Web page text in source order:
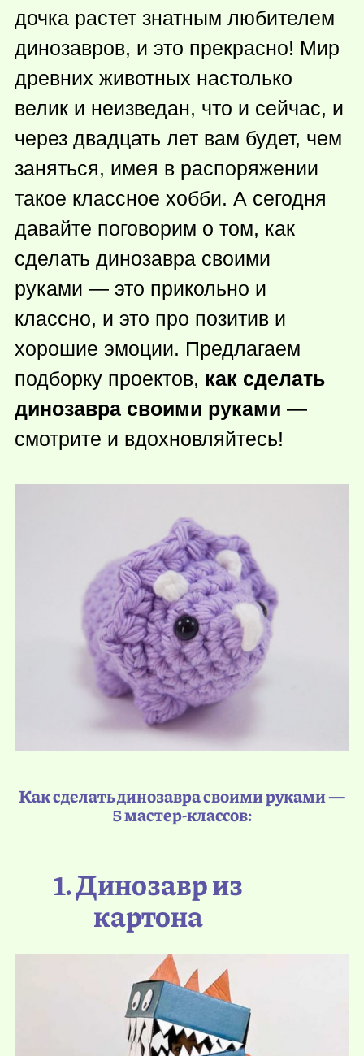
дочка растет знатным любителем
динозавров, и это прекрасно! Мир
древних животных настолько
велик и неизведан, что и сейчас, и
через двадцать лет вам будет, чем
заняться, имея в распоряжении
такое классное хобби. А сегодня
давайте поговорим о том, как
сделать динозавра своими
руками — это прикольно и
классно, и это про позитив и
хорошие эмоции. Предлагаем
подборку проектов, как сделать
динозавра своими руками —
смотрите и вдохновляйтесь!
Как сделать динозавра своими руками —
5 мастер-классов:
1. Динозавр из
картона